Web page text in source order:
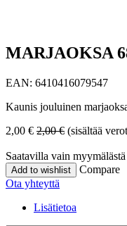
MARJAOKSA
EAN: 6410416079547
Kaunis jouluinen
2,00 € 2,00€ (sisältää
Saatavilla vain myymälästä
Add to wishlist
Compare
Ota yhteyttä
Lisätietoa